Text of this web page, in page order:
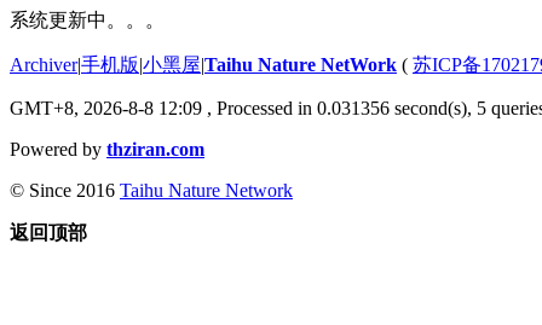
系统更新中。。。
Archiver|手机版|小黑屋|Taihu Nature NetWork ( 苏ICP备
GMT+8, 2026-8-8 12:09 , Processed in 0.031356 second(s), 5
Powered by thziran.com
© Since 2016 Taihu Nature Network
返回顶部